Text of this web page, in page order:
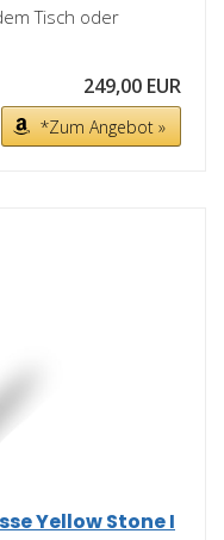
Tisch oder
249,00 EUR
*Zum Angebot »
Yellow Stone I